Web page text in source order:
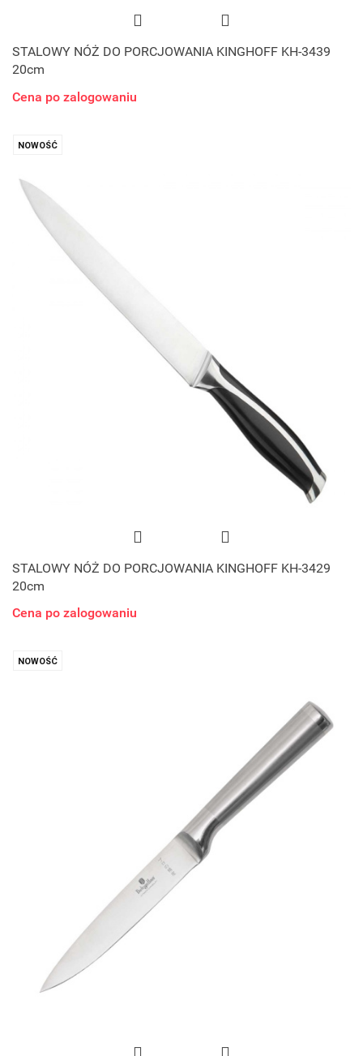
STALOWY NÓŻ DO PORCJOWANIA KINGHOFF KH-3439
20cm
Cena po zalogowaniu
NOWOŚĆ
STALOWY NÓŻ DO PORCJOWANIA KINGHOFF KH-3429
20cm
Cena po zalogowaniu
NOWOŚĆ